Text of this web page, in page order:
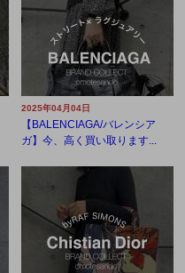
2025年04月04日
【BALENCIAGA/バレンシア
ガ】今、高く買い取ります...